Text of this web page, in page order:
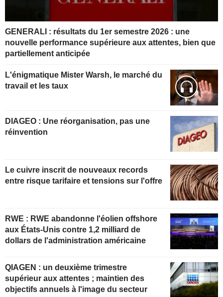
GENERALI : résultats du 1er semestre 2026 : une
nouvelle performance supérieure aux attentes, bien que
partiellement anticipée
L'énigmatique Mister Warsh, le marché du
travail et les taux
DIAGEO : Une réorganisation, pas une
réinvention
Le cuivre inscrit de nouveaux records
entre risque tarifaire et tensions sur l'offre
RWE : RWE abandonne l'éolien offshore
aux États-Unis contre 1,2 milliard de
dollars de l'administration américaine
QIAGEN : un deuxième trimestre
supérieur aux attentes ; maintien des
objectifs annuels à l'image du secteur